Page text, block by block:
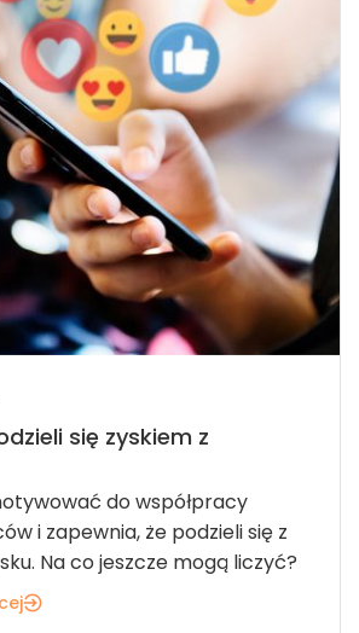
się zyskiem z
do współpracy
i zapewnia, że podzieli się z
Na co jeszcze mogą liczyć?